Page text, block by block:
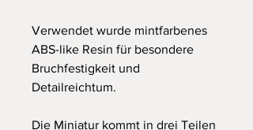
Verwendet wurde mintfarbenes
ABS-like Resin für besondere
Bruchfestigkeit und
Detailreichtum.
Die Miniatur kommt in drei Teilen